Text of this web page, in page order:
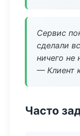
Сервис
сделали
ничего не
— Клиент
Часто